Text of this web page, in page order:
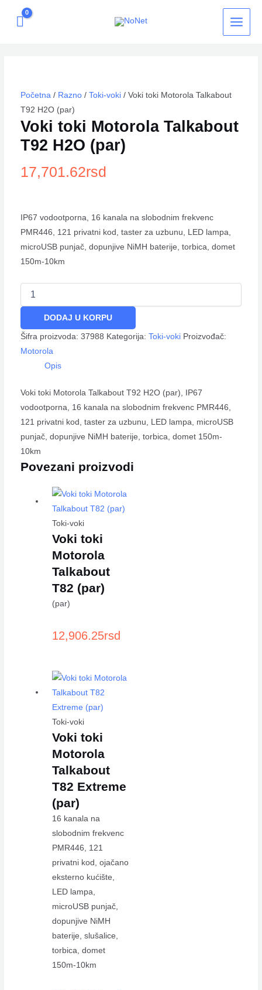
MAIN
Početna/ Razno/ Toki-voki/ Voki toki Motorola Talkabout
T92 H2O (par)
Voki toki Motorola Talkabout
T92 H2O (par)
17,701.62rsd
IP67 vodootporna, 16 kanala na slobodnim frekvenc
PMR446, 121 privatni kod, taster za uzbunu, LED lampa,
microUSB punjač, dopunjive NiMH baterije, torbica, domet
150m-10km
T92
H2O
(par)
količina
DODAJ U KORPU
Šifra proizvoda: 37988 Kategorija: Toki-voki Proizvođač:
Motorola
Opis
Voki toki Motorola Talkabout T92 H2O (par), IP67
vodootporna, 16 kanala na slobodnim frekvenc PMR446,
121 privatni kod, taster za uzbunu, LED lampa, microUSB
punjač, dopunjive NiMH baterije, torbica, domet 150m-
10km
Povezani proizvodi
Toki-voki
Voki toki
Motorola
Talkabout
T82 (par)
(par)
12,906.25rsd
Toki-voki
Voki toki
Motorola
Talkabout
T82 Extreme
(par)
16 kanala na
slobodnim frekvenc
PMR446, 121
privatni kod, ojačano
eksterno kućište,
LED lampa,
microUSB punjač,
dopunjive NiMH
baterije, slušalice,
torbica, domet
150m-10km